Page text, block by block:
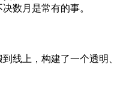
数月是常有的事。
线上，构建了一个透明、